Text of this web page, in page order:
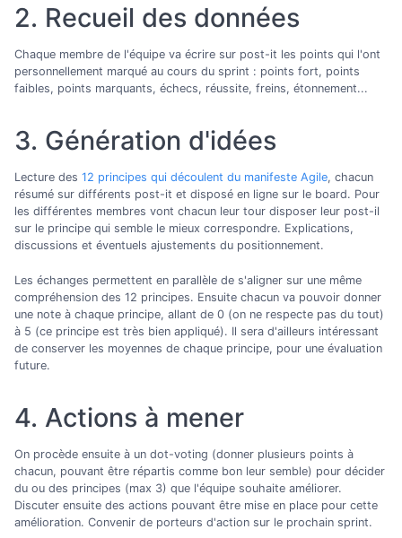
2. Recueil des données
Chaque membre de l'équipe va écrire sur post-it les points qui l'ont
personnellement marqué au cours du sprint : points fort, points
faibles, points marquants, échecs, réussite, freins, étonnement...
3. Génération d'idées
Lecture des 12 principes qui découlent du manifeste Agile, chacun
résumé sur différents post-it et disposé en ligne sur le board. Pour
les différentes membres vont chacun leur tour disposer leur post-il
sur le principe qui semble le mieux correspondre. Explications,
discussions et éventuels ajustements du positionnement.
Les échanges permettent en parallèle de s'aligner sur une même
compréhension des 12 principes. Ensuite chacun va pouvoir donner
une note à chaque principe, allant de 0 (on ne respecte pas du tout)
à 5 (ce principe est très bien appliqué). Il sera d'ailleurs intéressant
de conserver les moyennes de chaque principe, pour une évaluation
future.
4. Actions à mener
On procède ensuite à un dot-voting (donner plusieurs points à
chacun, pouvant être répartis comme bon leur semble) pour décider
du ou des principes (max 3) que l'équipe souhaite améliorer.
Discuter ensuite des actions pouvant être mise en place pour cette
amélioration. Convenir de porteurs d'action sur le prochain sprint.